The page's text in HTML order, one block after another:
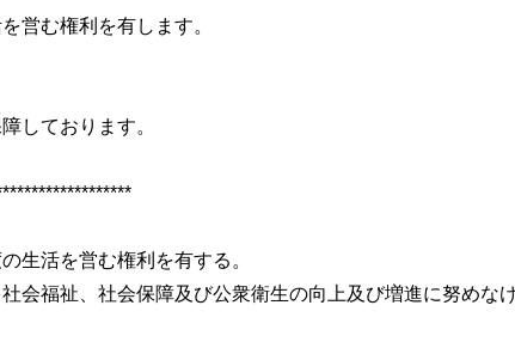
営む権利を有します。
しております。
生活を営む権利を有する。
会福祉、社会保障及び公衆衛生の向上及び増進に努めな